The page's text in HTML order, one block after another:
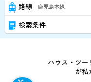
スタッフ紹介
今週のチラシ
路線 鹿児島本線
検索条件
ハウス・ツー
が